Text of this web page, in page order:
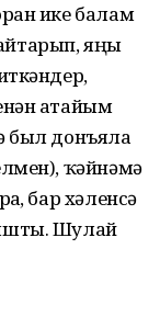
ике балам
яңы
атайым
был донъяла
ҡәйнәмә
бар хәленсә
Шулай